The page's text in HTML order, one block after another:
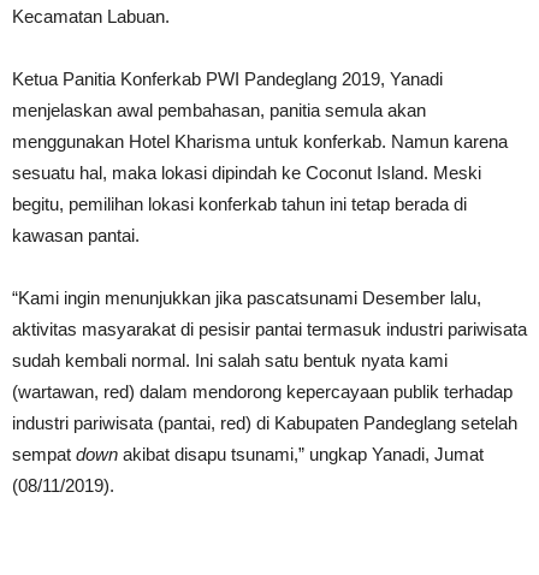
Kecamatan Labuan.
Ketua Panitia Konferkab PWI Pandeglang 2019, Yanadi
menjelaskan awal pembahasan, panitia semula akan
menggunakan Hotel Kharisma untuk konferkab. Namun karena
sesuatu hal, maka lokasi dipindah ke Coconut Island. Meski
begitu, pemilihan lokasi konferkab tahun ini tetap berada di
kawasan pantai.
“Kami ingin menunjukkan jika pascatsunami Desember lalu,
aktivitas masyarakat di pesisir pantai termasuk industri pariwisata
sudah kembali normal. Ini salah satu bentuk nyata kami
(wartawan, red) dalam mendorong kepercayaan publik terhadap
industri pariwisata (pantai, red) di Kabupaten Pandeglang setelah
sempat down akibat disapu tsunami,” ungkap Yanadi, Jumat
(08/11/2019).